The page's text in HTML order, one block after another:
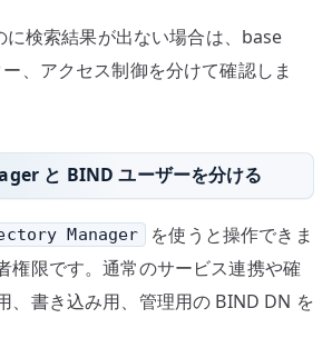
に検索結果が出ない場合は、base
、アクセス制御を分けて確認しま
と BIND ユーザーを分ける
Manager
を使うと操作できま
権限です。通常のサービス連携や確
、書き込み用、管理用の BIND DN を